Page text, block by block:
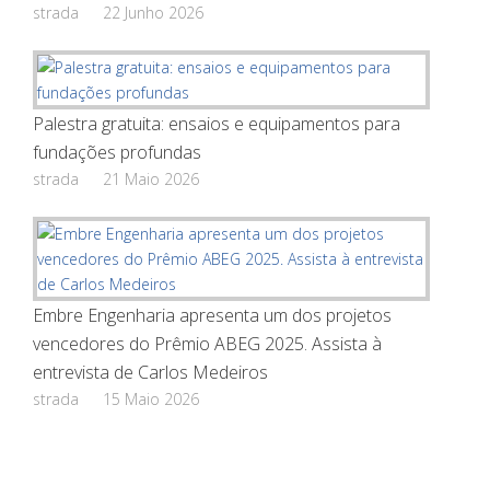
strada 22 Junho 2026
Palestra gratuita: ensaios e equipamentos para
fundações profundas
strada 21 Maio 2026
Embre Engenharia apresenta um dos projetos
vencedores do Prêmio ABEG 2025. Assista à
entrevista de Carlos Medeiros
strada 15 Maio 2026